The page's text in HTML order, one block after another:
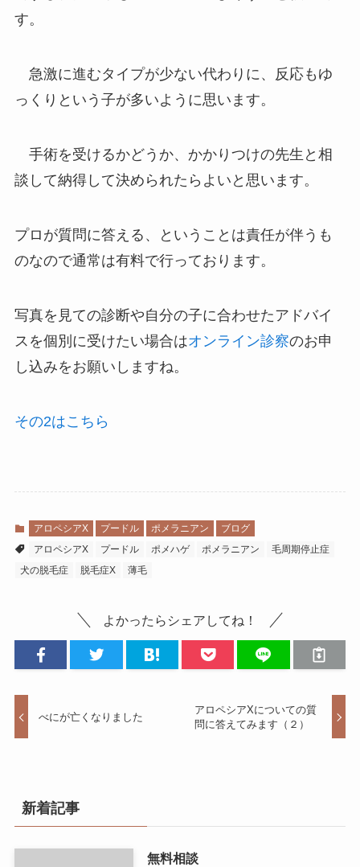
す。
急激に進むタイプが少ない代わりに、反応もゆ
っくりという子が多いように思います。
手術を受けるかどうか、かかりつけの先生と相
談して納得して決められたらよいと思います。
プロが質問に答える、ということは責任が伴うも
のなので通常は有料で行っております。
写真を見ての診断や自分の子に合わせたアドバイ
スを個別に受けたい場合はオンライン診察のお申
し込みをお願いしますね。
その2はこちら
アロペシアX プードル ポメラニアン
ブログ
アロペシアX
プードル ポメハゲ ポメラニアン
毛周期停止症
犬の脱毛症
脱毛症X 薄毛
よかったらシェアしてね！
べにが亡くなりました
アロペシアXについての質
問に答えてみます（２）
新着記事
無料相談